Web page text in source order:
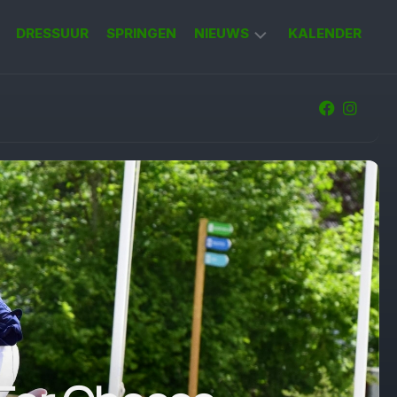
DRESSUUR SPRINGEN NIEUWS KALENDER